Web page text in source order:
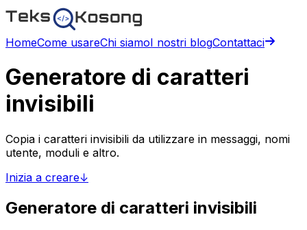
HomeCome usareChi siamoI nostri blogContattaci
Generatore di caratteri
invisibili
Copia i caratteri invisibili da utilizzare in messaggi, nomi
utente, moduli e altro.
Inizia a creare↓
Generatore di caratteri invisibili